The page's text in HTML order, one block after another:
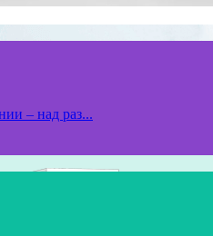
– над раз...